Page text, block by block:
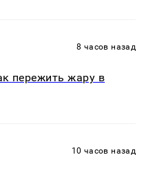
8 часов назад
пережить жару в
10 часов назад